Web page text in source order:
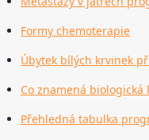
Formy chemoterapie
Úbytek bílých krvinek
Co znamená biologická
Přehledná tabulka